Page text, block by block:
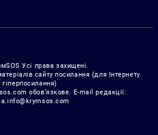
Усі права захищені.
сайту посилання (для Інтернету
обов’язкове. E-mail редакції: